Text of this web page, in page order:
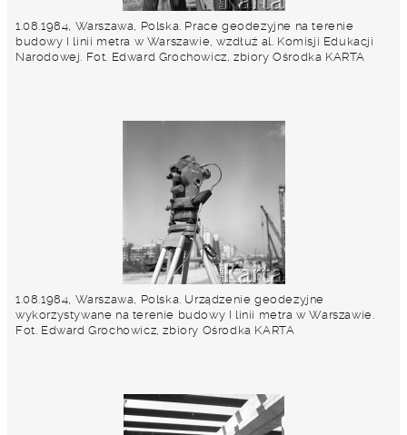
1.08.1984, Warszawa, Polska. Prace geodezyjne na terenie
budowy I linii metra w Warszawie, wzdłuż al. Komisji Edukacji
Narodowej. Fot. Edward Grochowicz, zbiory Ośrodka KARTA
1.08.1984, Warszawa, Polska. Urządzenie geodezyjne
wykorzystywane na terenie budowy I linii metra w Warszawie.
Fot. Edward Grochowicz, zbiory Ośrodka KARTA